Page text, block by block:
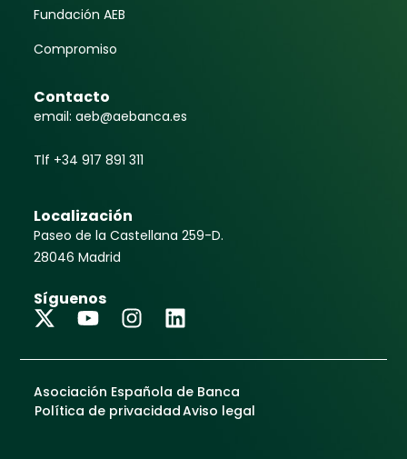
Fundación AEB
Compromiso
Contacto
email: aeb@aebanca.es
Tlf +34 917 891 311
Localización
Paseo de la Castellana 259-D.
28046 Madrid
Síguenos
Asociación Española de Banca
Política de privacidadAviso legal